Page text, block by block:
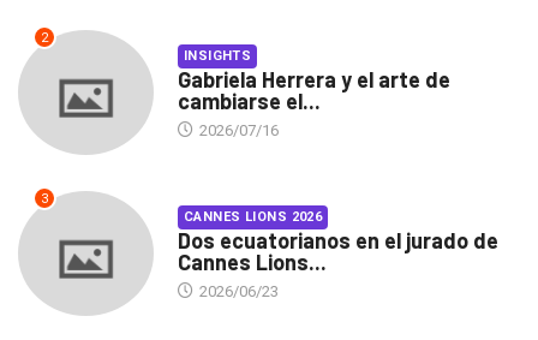
2
INSIGHTS
Gabriela Herrera y el arte de
cambiarse el...
2026/07/16
3
CANNES LIONS 2026
Dos ecuatorianos en el jurado de
Cannes Lions...
2026/06/23